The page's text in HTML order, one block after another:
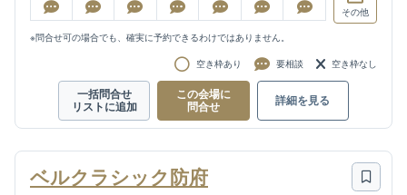
その他
※問合せ可の場合でも、確実に予約できるわけではありません。
空き枠あり 要相談 空き枠なし
一括問合せ
リストに追加
この会場に
問合せ
詳細を見る
ベルクラシック防府